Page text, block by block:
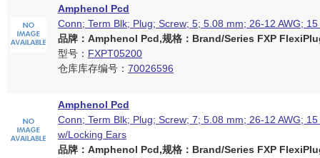
Amphenol Pcd
Conn; Term Blk; Plug; Screw; 5; 5.08 mm; 26-12 AWG; 15
品牌：Amphenol Pcd,规格：Brand/Series FXP
型号： FXPT05200
仓库库存编号： 70026596
Amphenol Pcd
Conn; Term Blk; Plug; Screw; 7; 5.08 mm; 26-12 AWG; 15
w/Locking Ears
品牌：Amphenol Pcd,规格：Brand/Series FXP